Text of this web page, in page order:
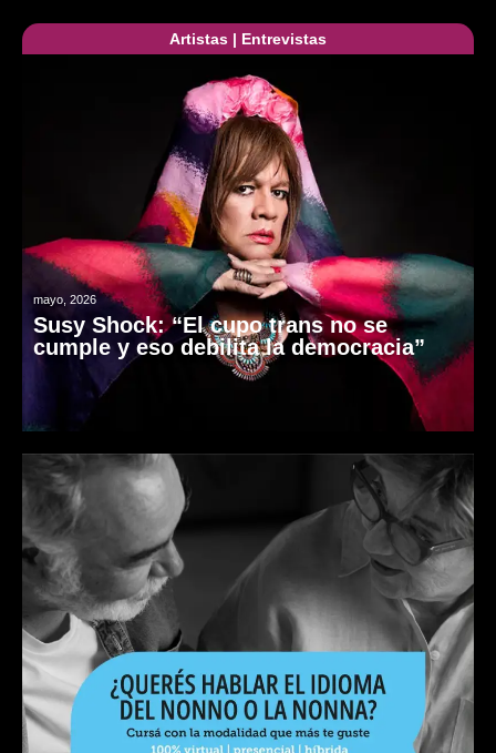
Artistas | Entrevistas
mayo, 2026
Susy Shock: “El cupo trans no se
cumple y eso debilita la democracia”